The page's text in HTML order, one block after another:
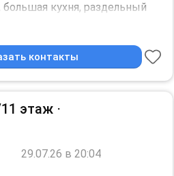
кухня, раздельный
В комнате есть угловой
р.
контакты
этаж ⋅
29.07.26 в 20:04